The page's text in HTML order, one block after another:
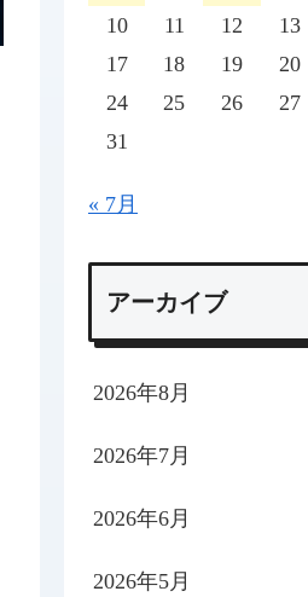
10
11 12 13
17
18 19 20
24
25 26 27
31
« 7月
アーカイブ
2026年8月
2026年7月
2026年6月
2026年5月